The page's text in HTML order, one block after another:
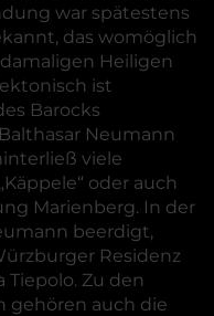
war spätestens
das womöglich
Heiligen
ist
Barocks
Neumann
viele
oder auch
Marienberg. In der
beerdigt,
Residenz
Zu den
gehören auch die